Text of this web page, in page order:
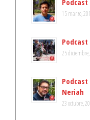
15 marzo,
25
Neriah
23 octubre,